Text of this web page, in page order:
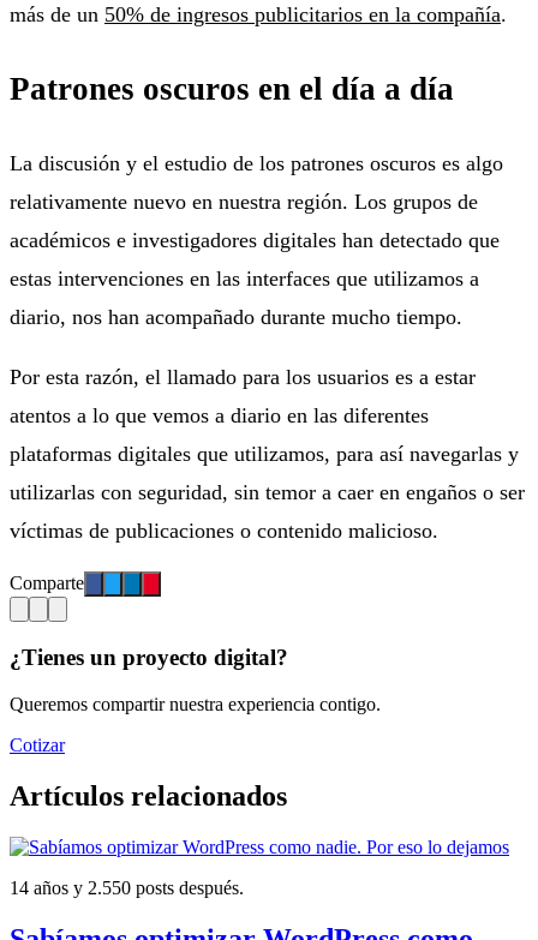
más de un 50% de ingresos publicitarios en la compañía.
Patrones oscuros en el día a día
La discusión y el estudio de los patrones oscuros es algo
relativamente nuevo en nuestra región. Los grupos de
académicos e investigadores digitales han detectado que
estas intervenciones en las interfaces que utilizamos a
diario, nos han acompañado durante mucho tiempo.
Por esta razón, el llamado para los usuarios es a estar
atentos a lo que vemos a diario en las diferentes
plataformas digitales que utilizamos, para así navegarlas y
utilizarlas con seguridad, sin temor a caer en engaños o ser
víctimas de publicaciones o contenido malicioso.
Comparte
¿Tienes un proyecto digital?
Queremos compartir nuestra experiencia contigo.
Cotizar
Artículos relacionados
14 años y 2.550 posts después.